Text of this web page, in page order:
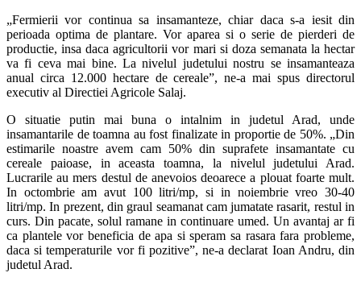
„Fermierii vor continua sa insamanteze, chiar daca s-a iesit din
perioada optima de plantare. Vor aparea si o serie de pierderi de
productie, insa daca agricultorii vor mari si doza semanata la hectar
va fi ceva mai bine. La nivelul judetului nostru se insamanteaza
anual circa 12.000 hectare de cereale”, ne-a mai spus directorul
executiv al Directiei Agricole Salaj.
O situatie putin mai buna o intalnim in judetul Arad, unde
insamantarile de toamna au fost finalizate in proportie de 50%. „Din
estimarile noastre avem cam 50% din suprafete insamantate cu
cereale paioase, in aceasta toamna, la nivelul judetului Arad.
Lucrarile au mers destul de anevoios deoarece a plouat foarte mult.
In octombrie am avut 100 litri/mp, si in noiembrie vreo 30-40
litri/mp. In prezent, din graul seamanat cam jumatate rasarit, restul in
curs. Din pacate, solul ramane in continuare umed. Un avantaj ar fi
ca plantele vor beneficia de apa si speram sa rasara fara probleme,
daca si temperaturile vor fi pozitive”, ne-a declarat Ioan Andru, din
judetul Arad.